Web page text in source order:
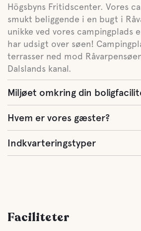
Högsbyns Fritidscenter. Vores
smukt beliggende i en bugt i
unikke ved vores campingplads
har udsigt over søen!
terrasser ned mod
Dalslands kanal.
Miljøet omkring din
Hvem er vores gæster?
Indkvarteringstyper
Faciliteter